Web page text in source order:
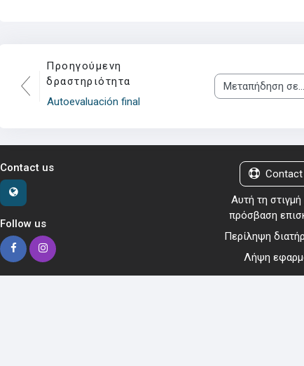
Προηγούμενη
δραστηριότητα
Autoevaluación final
Μεταπήδηση σε...
Contact us
Follow us
Αυτή τη στιγμή
πρόσβαση
Περίληψη
Λήψη